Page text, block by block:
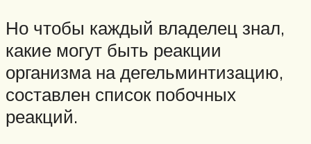
Но чтобы каждый владелец знал,
какие могут быть реакции
организма на дегельминтизацию,
составлен список побочных
реакций.